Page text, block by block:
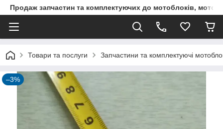
Продаж запчастин та комплектуючих до мотоблоків,
Товари та послуги Запчастини та комплектуючі
–3%